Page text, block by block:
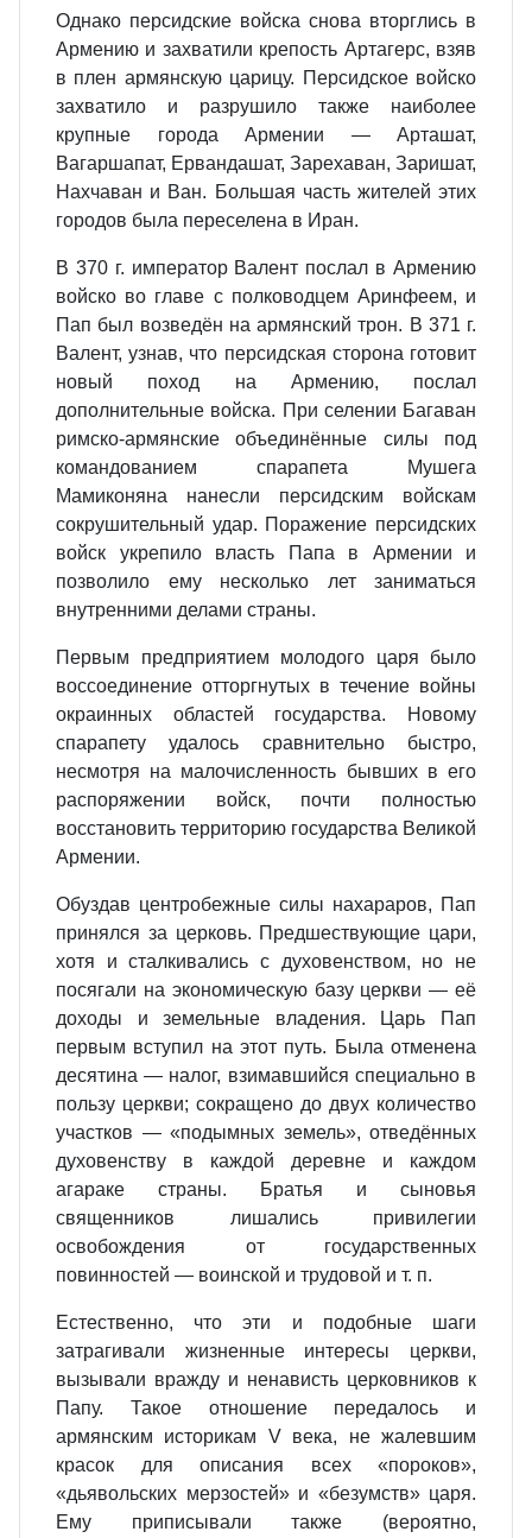
Однако персидские войска снова вторглись в
Армению и захватили крепость Артагерс, взяв
в плен армянскую царицу. Персидское войско
захватило и разрушило также наиболее
крупные города Армении — Арташат,
Вагаршапат, Ервандашат, Зарехаван, Заришат,
Нахчаван и Ван. Большая часть жителей этих
городов была переселена в Иран.
В 370 г. император Валент послал в Армению
войско во главе с полководцем Аринфеем, и
Пап был возведён на армянский трон. В 371 г.
Валент, узнав, что персидская сторона готовит
новый поход на Армению, послал
дополнительные войска. При селении Багаван
римско‐армянские объединённые силы под
командованием спарапета Мушега
Мамиконяна нанесли персидским войскам
сокрушительный удар. Поражение персидских
войск укрепило власть Папа в Армении и
позволило ему несколько лет заниматься
внутренними делами страны.
Первым предприятием молодого царя было
воссоединение отторгнутых в течение войны
окраинных областей государства. Новому
спарапету удалось сравнительно быстро,
несмотря на малочисленность бывших в его
распоряжении войск, почти полностью
восстановить территорию государства Великой
Армении.
Обуздав центробежные силы нахараров, Пап
принялся за церковь. Предшествующие цари,
хотя и сталкивались с духовенством, но не
посягали на экономическую базу церкви — её
доходы и земельные владения. Царь Пап
первым вступил на этот путь. Была отменена
десятина — налог, взимавшийся специально в
пользу церкви; сокращено до двух количество
участков — «подымных земель», отведённых
духовенству в каждой деревне и каждом
агараке страны. Братья и сыновья
священников лишались привилегии
освобождения от государственных
повинностей — воинской и трудовой и т. п.
Естественно, что эти и подобные шаги
затрагивали жизненные интересы церкви,
вызывали вражду и ненависть церковников к
Папу. Такое отношение передалось и
армянским историкам V века, не жалевшим
красок для описания всех «пороков»,
«дьявольских мерзостей» и «безумств» царя.
Ему приписывали также (вероятно,